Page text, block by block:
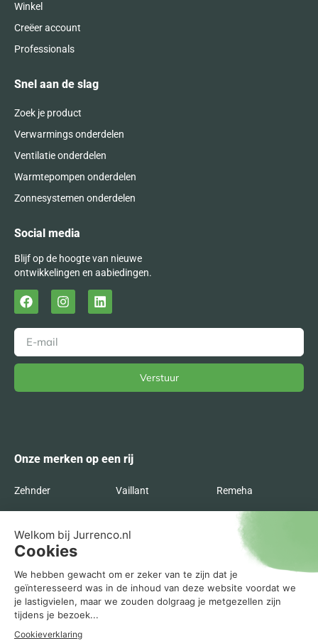
Winkel
Creëer account
Professionals
Snel aan de slag
Zoek je product
Verwarmings onderdelen
Ventilatie onderdelen
Warmtepompen onderdelen
Zonnesystemen onderdelen
Social media
Blijf op de hoogte van nieuwe
ontwikkelingen en aabiedingen.
Verstuur
Onze merken op een rij
Zehnder Vaillant Remeha
Itho Daalderop Intergas
Flakt Buva Brink
Bosch AWB ATAG